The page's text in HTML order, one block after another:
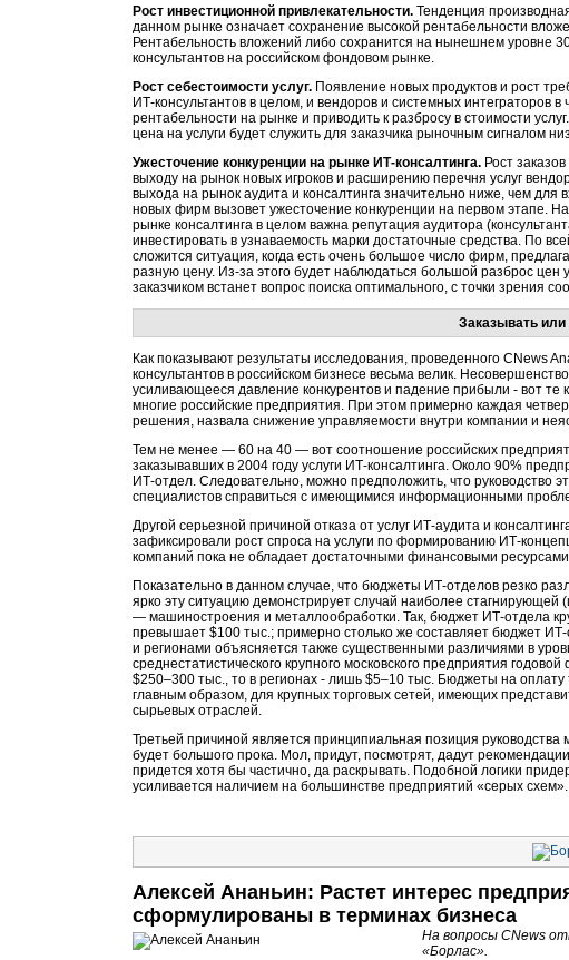
Рост инвестиционной привлекательности. Тенденция
данном рынке означает сохранение высокой рентабельности
Рентабельность вложений либо сохранится на нынешнем уровне
консультантов на российском фондовом рынке.
Рост себестоимости услуг. Появление новых продуктов и рост
ИТ-консультантов в целом, и вендоров и системных интеграторов
рентабельности на рынке и приводить к разбросу в стоимости
цена на услуги будет служить для заказчика рыночным сигналом
Ужесточение конкуренции на рынке ИТ-консалтинга. Рост
выходу на рынок новых игроков и расширению перечня услуг
выхода на рынок аудита и консалтинга значительно ниже, чем
новых фирм вызовет ужесточение конкуренции на первом этапе.
рынке консалтинга в целом важна репутация аудитора
инвестировать в узнаваемость марки достаточные средства. По
сложится ситуация, когда есть очень большое число фирм,
разную цену. Из-за этого будет наблюдаться большой разброс
заказчиком встанет вопрос поиска оптимального, с точки зрения
Заказывать или
Как показывают результаты исследования, проведенного CNews
консультантов в российском бизнесе весьма велик.
усиливающееся давление конкурентов и падение прибыли - вот
многие российские предприятия. При этом примерно каждая
решения, назвала снижение управляемости внутри компании и
Тем не менее — 60 на 40 — вот соотношение российских
заказывавших в 2004 году услуги ИТ-консалтинга. Около 90%
ИТ-отдел. Следовательно, можно предположить, что руководство
специалистов справиться с имеющимися информационными
Другой серьезной причиной отказа от услуг ИТ-аудита и
зафиксировали рост спроса на услуги по формированию ИТ-
компаний пока не обладает достаточными финансовыми
Показательно в данном случае, что бюджеты ИТ-отделов резко
ярко эту ситуацию демонстрирует случай наиболее
— машиностроения и металлообработки. Так, бюджет ИТ-отдела
превышает $100 тыс.; примерно столько же составляет бюджет
и регионами объясняется также существенными различиями в
среднестатистического крупного московского предприятия
$250–300 тыс., то в регионах - лишь $5–10 тыс. Бюджеты на
главным образом, для крупных торговых сетей, имеющих
сырьевых отраслей.
Третьей причиной является принципиальная позиция руководства
будет большого прока. Мол, придут, посмотрят, дадут
придется хотя бы частично, да раскрывать. Подобной логики
усиливается наличием на большинстве предприятий «серых схем».
Алексей Ананьин: Растет интерес
сформулированы в терминах бизнеса
На вопросы CNews
«Борлас».